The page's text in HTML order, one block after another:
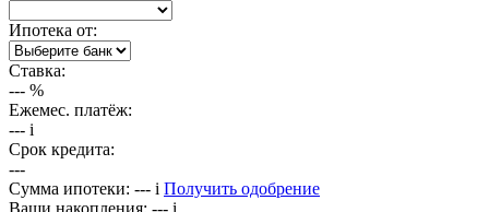
Ипотека от:
Ставка:
--- %
Ежемес. платёж:
--- i
Срок кредита:
---
Сумма ипотеки: --- i Получить одобрение
Ваши накопления: --- i